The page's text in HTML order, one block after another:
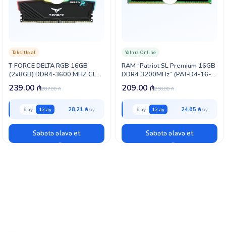
T-FORCE DELTA RGB 16GB
(2x8GB) DDR4-3600 MHZ CL
18
(TLZGD432G3600HC18JFC01)
Taksitlə al
287.00₼
239.00 ₼
6 ay 12 ay 28,21 ₼
Səbətə əlavə et
RAM “Patriot SL Premium 16GB
DDR4 3200MHz” (PAT-D4-16-
3200-PRO-SL)
Yalnız Online
250.80₼
209.00 ₼
6 ay 12 ay 24,65 ₼
Səbətə əlavə et